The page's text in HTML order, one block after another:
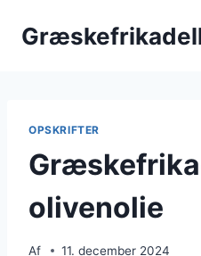
OPSKRIFTER
olivenolie
Af 11. december 2024